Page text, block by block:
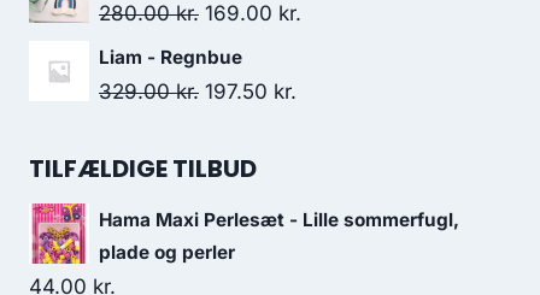
280.00kr. 169.00 kr.
Liam - Regnbue
329.00kr. 197.50 kr.
TILFÆLDIGE TILBUD
Hama Maxi Perlesæt - Lille sommerfugl,
plade og perler
44.00 kr.